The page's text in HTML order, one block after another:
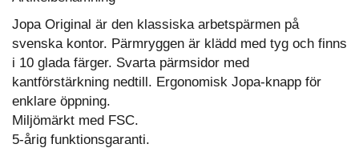
Jopa Original är den klassiska arbetspärmen på
svenska kontor. Pärmryggen är klädd med tyg och finns
i 10 glada färger. Svarta pärmsidor med
kantförstärkning nedtill. Ergonomisk Jopa-knapp för
enklare öppning.
Miljömärkt med FSC.
5-årig funktionsgaranti.